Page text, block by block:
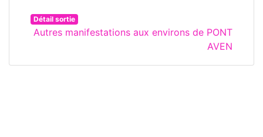
Détail sortie
Autres manifestations aux environs de PONT
AVEN